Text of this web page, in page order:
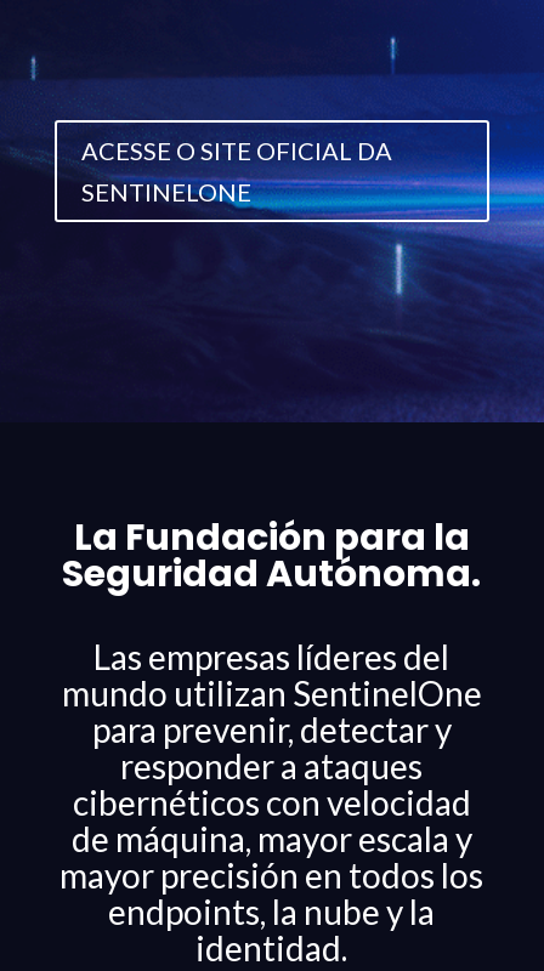
ACESSE O SITE OFICIAL DA
SENTINELONE
La Fundación para la
Seguridad Autónoma.
Las empresas líderes del
mundo utilizan SentinelOne
para prevenir, detectar y
responder a ataques
cibernéticos con velocidad
de máquina, mayor escala y
mayor precisión en todos los
endpoints, la nube y la
identidad.